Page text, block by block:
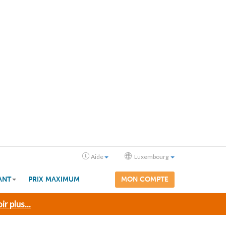
Aide Luxembourg
PRIX MAXIMUM MON COMPTE
plus...